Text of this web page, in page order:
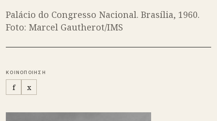
Palácio do Congresso Nacional. Brasília, 1960.
Foto: Marcel Gautherot/IMS
ΚΟΙΝΟΠΟΙΗΣΗ
f x